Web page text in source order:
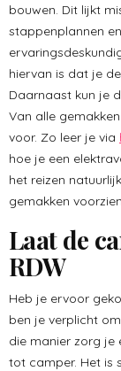
bouwen. Dit lijkt
stappenplannen
hiervan is dat je
Daarnaast kun je
Van alle
voor. Zo leer je via
hoe je een
het reizen
gemakken
Laat de
RDW
Heb je ervoor
ben je verplicht
die manier zorg
tot camper. Het is